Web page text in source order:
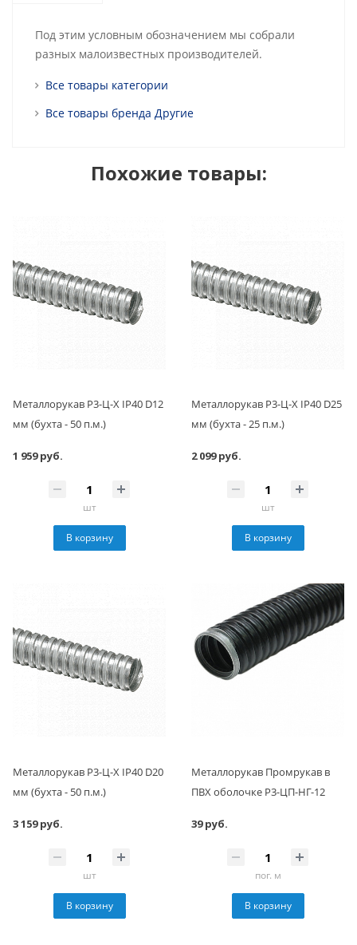
Под этим условным обозначением мы собрали
разных малоизвестных производителей.
Все товары категории
Все товары бренда Другие
Похожие товары:
Металлорукав Р3-Ц-Х IP40 D12
мм (бухта - 50 п.м.)
1 959 руб.
шт
В корзину
Металлорукав Р3-Ц-Х IP40 D25
мм (бухта - 25 п.м.)
2 099 руб.
шт
В корзину
Металлорукав Р3-Ц-Х IP40 D20
мм (бухта - 50 п.м.)
3 159 руб.
шт
В корзину
Металлорукав Промрукав в
ПВХ оболочке Р3-ЦП-НГ-12
39 руб.
пог. м
В корзину